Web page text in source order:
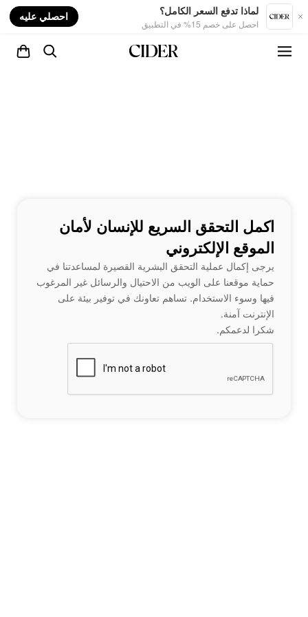
لماذا تدفع السعر الكامل؟
احصل على خصم 15% في التطبيق
احصلي عليه
اكمل التحقق السريع للإنسان لأمان
الموقع الإلكتروني
يرجى إكمال عملية التحقق البشرية القصيرة لمساعدتنا في
حماية موقعنا على الويب من الاحتيال والرسائل غير المرغوب
فيها وسوء الاستخدام. تساهم تعاونك في توفير بيئة على
الإنترنت آمنة.
شكرا لدعمكم.